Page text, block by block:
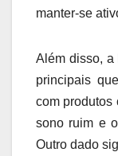
manter-se
Além disso, a
principais
com produtos
sono ruim e
Outro dado